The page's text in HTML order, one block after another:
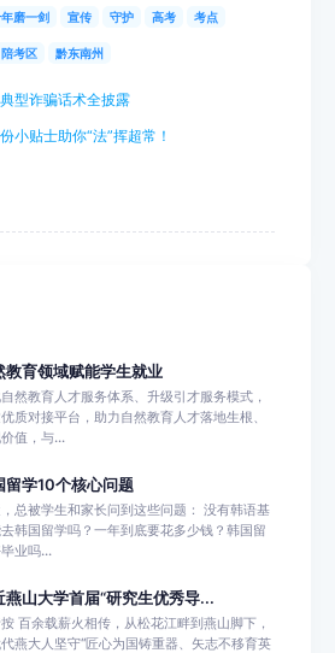
磨一剑 宣传 守护 高考 考点
陪考区 黔东南州
型诈骗话术全披露
小贴士助你“法”挥超常！
教育领域赋能学生就业
然教育人才服务体系、升级引才服务模式，
质对接平台，助力自然教育人才落地生根、
值，与...
留学10个核心问题
总被学生和家长问到这些问题： 没有韩语基
韩国留学吗？一年到底要花多少钱？韩国留
业吗...
燕山大学首届“研究生优秀导...
百余载薪火相传，从松花江畔到燕山脚下，
燕大人坚守“匠心为国铸重器、矢志不移育英